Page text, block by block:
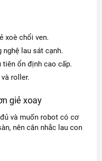
xoè chổi ven.
nghệ lau sát cạnh.
tiên ổn định cao cấp.
roller.
giẻ xoay
và muốn robot có cơ
nên cân nhắc lau con